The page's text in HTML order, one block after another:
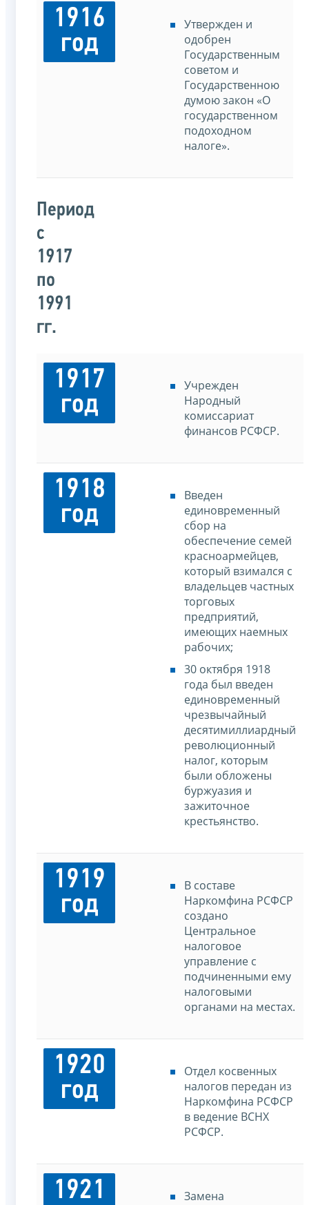
1916
год
Утвержден и
одобрен
Государственным
советом и
Государственною
думою закон «О
государственном
подоходном
налоге».
Период
с
1917
по
1991
гг.
1917
год
Учрежден
Народный
комиссариат
финансов РСФСР.
1918
год
Введен
единовременный
сбор на
обеспечение семей
красноармейцев,
который взимался с
владельцев частных
торговых
предприятий,
имеющих наемных
рабочих;
30 октября 1918
года был введен
единовременный
чрезвычайный
десятимиллиардный
революционный
налог, которым
были обложены
буржуазия и
зажиточное
крестьянство.
1919
год
В составе
Наркомфина РСФСР
создано
Центральное
налоговое
управление с
подчиненными ему
налоговыми
органами на местах.
1920
год
Отдел косвенных
налогов передан из
Наркомфина РСФСР
в ведение ВСНХ
РСФСР.
1921
Замена